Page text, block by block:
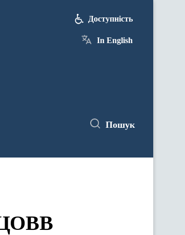
Доступність
In English
Пошук
комітетів Верховної Ради України
ЦОВВ